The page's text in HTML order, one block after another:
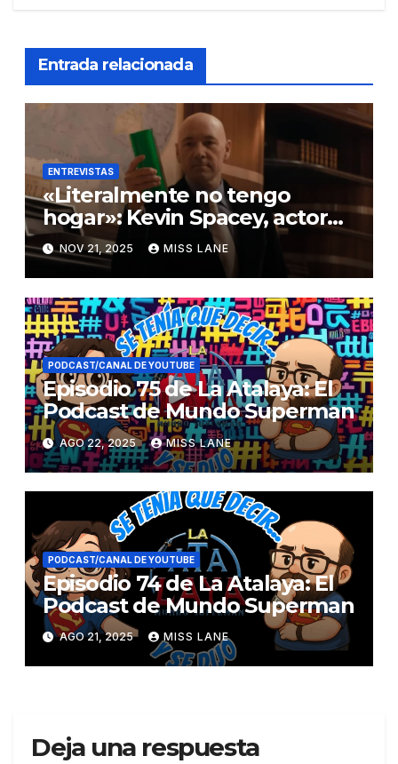
Entrada relacionada
ENTREVISTAS
«Literalmente no tengo
hogar»: Kevin Spacey, actor
de «Superman Returns»,
afirma que se encuentra sin
hogar
NOV 21, 2025 MISS LANE
PODCAST/CANAL DE YOUTUBE
Episodio 75 de La Atalaya: El
Podcast de Mundo Superman
AGO 22, 2025 MISS LANE
PODCAST/CANAL DE YOUTUBE
Episodio 74 de La Atalaya: El
Podcast de Mundo Superman
AGO 21, 2025 MISS LANE
Deja una respuesta